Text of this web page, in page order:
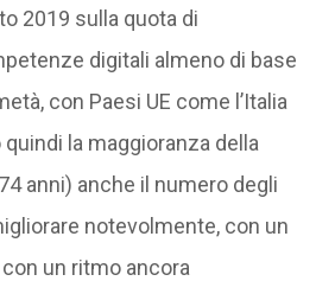
2019 sulla quota di
digitali almeno di base
con Paesi UE come l’Italia
la maggioranza della
anni) anche il numero degli
notevolmente, con un
un ritmo ancora